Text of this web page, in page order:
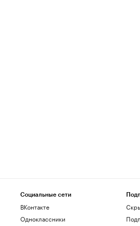
Социальные сети
ВКонтакте
Одноклассники